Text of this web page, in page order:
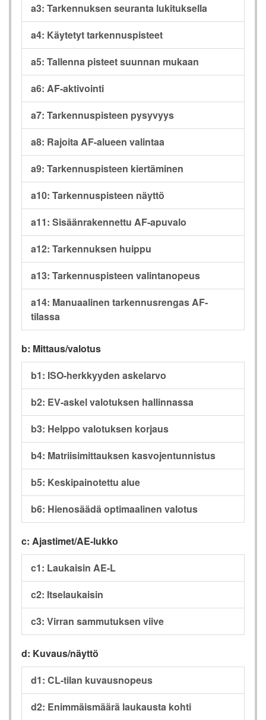
a3: Tarkennuksen seuranta lukituksella
a4: Käytetyt tarkennuspisteet
a5: Tallenna pisteet suunnan mukaan
a6: AF-aktivointi
a7: Tarkennuspisteen pysyvyys
a8: Rajoita AF-alueen valintaa
a9: Tarkennuspisteen kiertäminen
a10: Tarkennuspisteen näyttö
a11: Sisäänrakennettu AF-apuvalo
a12: Tarkennuksen huippu
a13: Tarkennuspisteen valintanopeus
a14: Manuaalinen tarkennusrengas AF-
tilassa
b: Mittaus/valotus
b1: ISO-herkkyyden askelarvo
b2: EV-askel valotuksen hallinnassa
b3: Helppo valotuksen korjaus
b4: Matriisimittauksen kasvojentunnistus
b5: Keskipainotettu alue
b6: Hienosäädä optimaalinen valotus
c: Ajastimet/AE-lukko
c1: Laukaisin AE-L
c2: Itselaukaisin
c3: Virran sammutuksen viive
d: Kuvaus/näyttö
d1: CL-tilan kuvausnopeus
d2: Enimmäismäärä laukausta kohti